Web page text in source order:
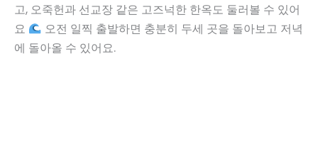
고, 오죽헌과 선교장 같은 고즈넉한 한옥도 둘러볼 수 있어
요
오전 일찍 출발하면 충분히 두세 곳을 돌아보고 저녁
에 돌아올 수 있어요.